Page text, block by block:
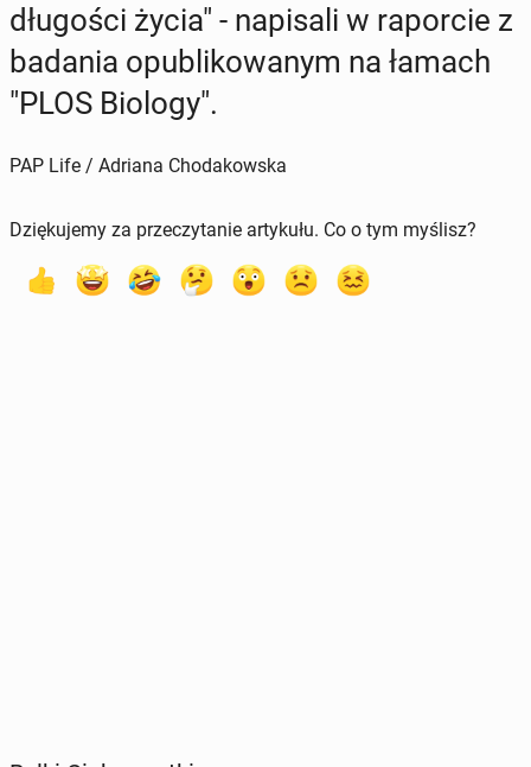
dłu­go­ści życia" - na­pi­sa­li w ra­por­cie z
badania opu­bli­ko­wa­nym na łamach
"PLOS Biology".
PAP Life / Adriana Chodakowska
Dziękujemy za przeczytanie artykułu. Co o tym myślisz?